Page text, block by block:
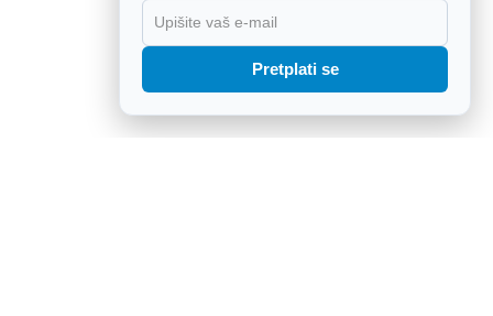
Pretplati se